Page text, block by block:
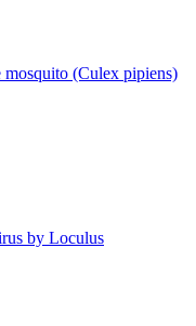
mosquito (Culex pipiens)
by Loculus